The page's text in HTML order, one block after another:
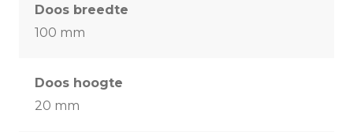
Doos breedte
100 mm
Doos hoogte
20 mm